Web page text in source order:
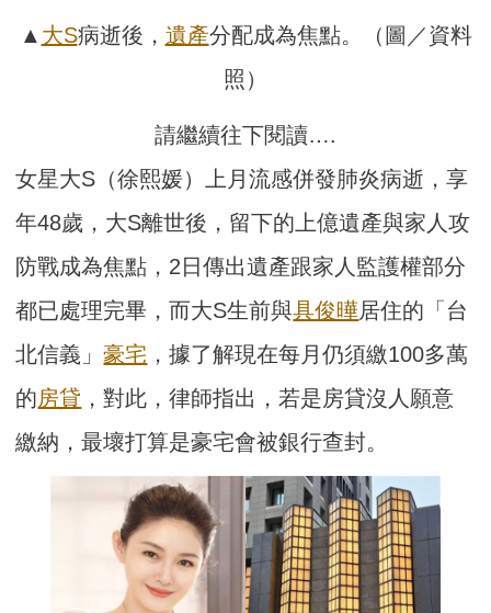
▲ 大S病逝後， 遺產分配成為焦點。（圖／資料
照）
請繼續往下閱讀….
女星大S（徐熙媛）上月流感併發肺炎病逝，享
年48歲，大S離世後，留下的上億遺產與家人攻
防戰成為焦點，2日傳出遺產跟家人監護權部分
都已處理完畢，而大S生前與具俊曄居住的「台
北信義」豪宅 ，據了解現在每月仍須繳100多萬
的房貸 ，對此，律師指出，若是房貸沒人願意
繳納，最壞打算是豪宅會被銀行查封。